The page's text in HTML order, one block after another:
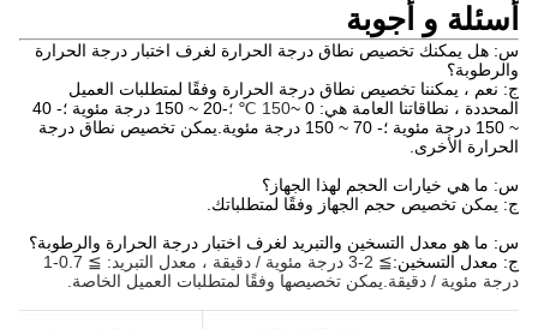
أسئلة و أجوبة
س: هل يمكنك تخصيص نطاق درجة الحرارة لغرف اختبار درجة الحرارة
والرطوبة؟
ج: نعم ، يمكننا تخصيص نطاق درجة الحرارة وفقًا لمتطلبات العميل
المحددة ، نطاقاتنا العامة هي: 0 ~
150 ℃ ؛
-20 ~ 150 درجة مئوية ؛- 40
~ 150 درجة مئوية ؛- 70 ~ 150 درجة مئوية.يمكن تخصيص نطاق درجة
الحرارة الأخرى.
س: ما هي خيارات الحجم لهذا الجهاز؟
ج: يمكن تخصيص حجم الجهاز وفقًا لمتطلباتك.
س: ما هو معدل التسخين والتبريد لغرف اختبار درجة الحرارة والرطوبة؟
ج: معدل التسخين:
≧ 2-3 درجة مئوية / دقيقة ، معدل التبريد: ≧ 0.7-1
درجة مئوية / دقيقة.يمكن تخصيصها وفقًا لمتطلبات العميل الخاصة.